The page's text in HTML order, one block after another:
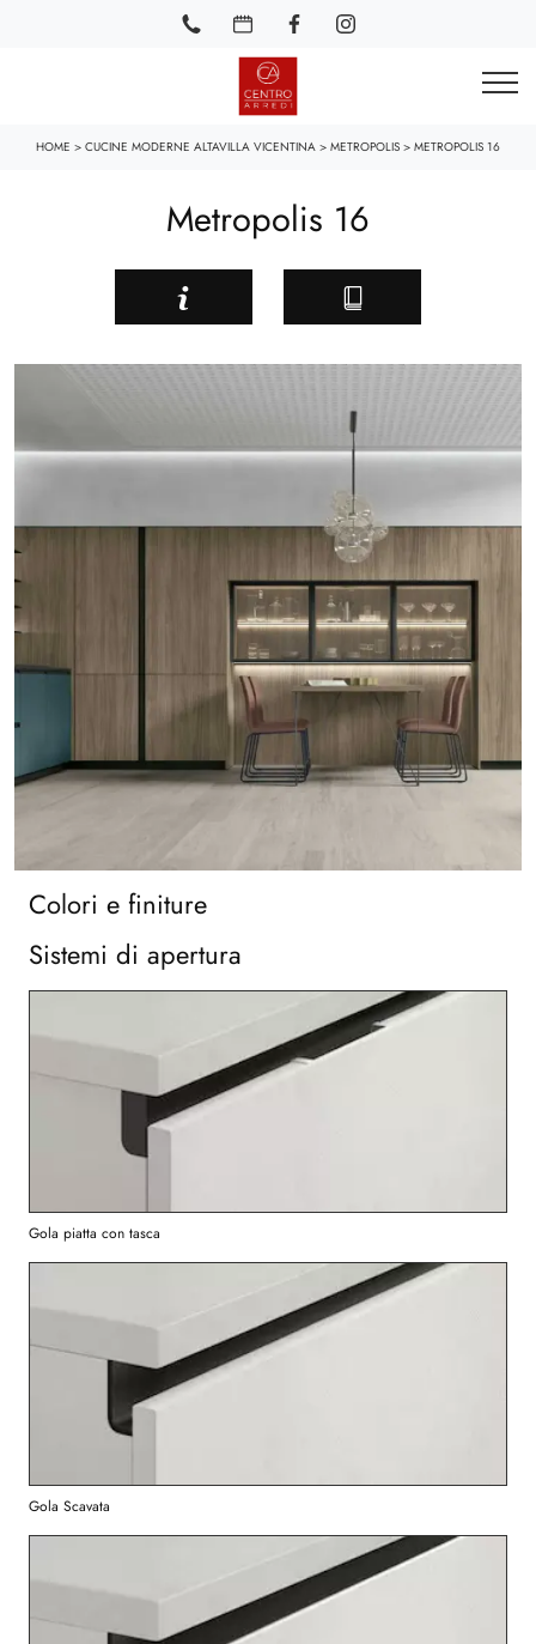
HOME > CUCINE MODERNE ALTAVILLA VICENTINA > METROPOLIS > METROPOLIS 16
Metropolis 16
Colori e finiture
Sistemi di apertura
Gola piatta con tasca
Gola Scavata